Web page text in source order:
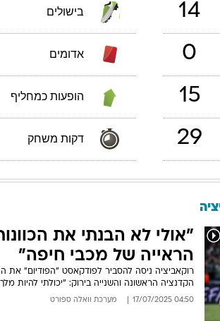
14 בישולים
0 אדומים
15 הופעות כמחליף
29 דקות משחק
"אולי לא הבנתי את
הראייה של מכבי חיפה"
רוקאביציה ניסה להסביר לפודקאסט "הפודיום" את
הקדנציה הראשונה והשנייה בירוק: "יכולתי להיות
04:50 17/07/2025 מערכת וואלה ספורט